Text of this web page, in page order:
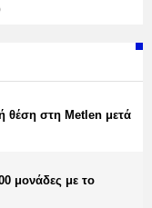
θέση στη Metlen μετά
μονάδες με το